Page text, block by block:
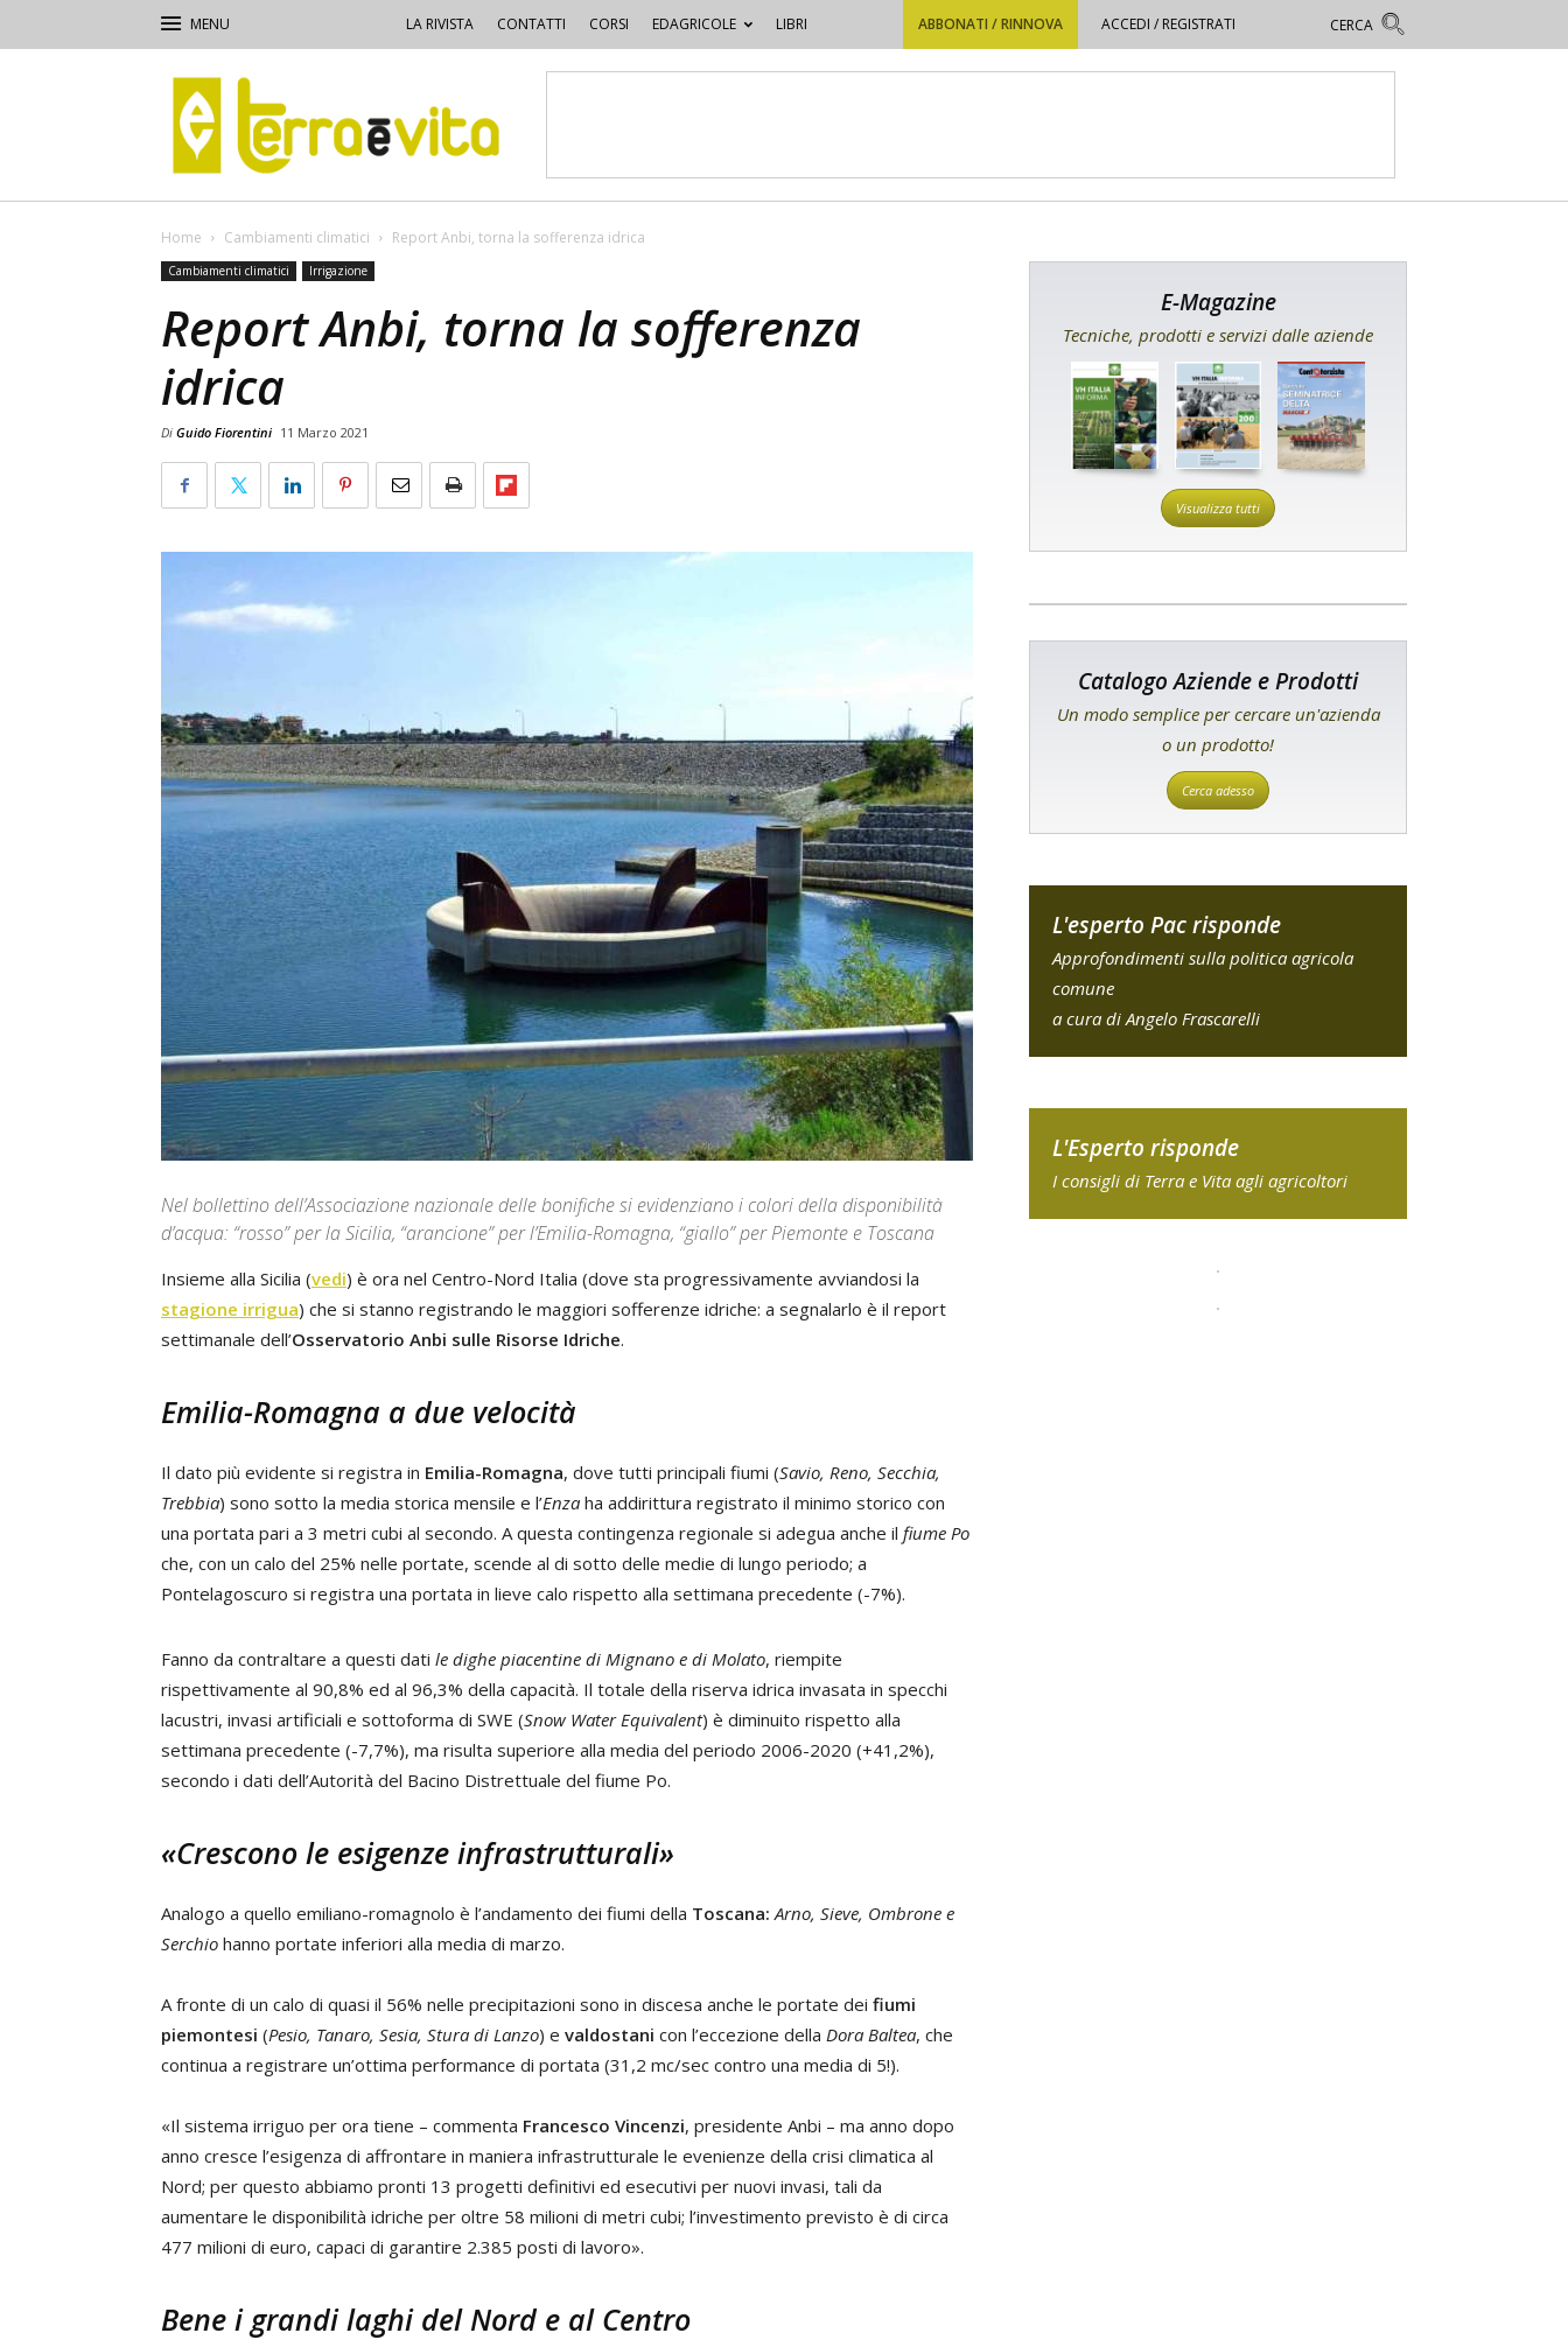
LA RIVISTA CONTATTI CORSI EDAGRICOLE LIBRI ABBONATI / RINNOVA ACCEDI / REGISTRATI
Terra
e
Vita
Home Cambiamenti climatici Report Anbi, torna la sofferenza idrica
Cambiamenti climatici Irrigazione
Report Anbi, torna la sofferenza
idrica
Di Guido Fiorentini 11 Marzo 2021
Nel bollettino dell’Associazione nazionale delle bonifiche si evidenziano i colori della disponibilità
d’acqua: “rosso” per la Sicilia, “arancione” per l’Emilia-Romagna, “giallo” per Piemonte e Toscana
Insieme alla Sicilia (vedi) è ora nel Centro-Nord Italia (dove sta progressivamente avviandosi la
stagione irrigua) che si stanno registrando le maggiori sofferenze idriche: a segnalarlo è il report
settimanale dell’Osservatorio Anbi sulle Risorse Idriche.
Emilia-Romagna a due velocità
Il dato più evidente si registra in Emilia-Romagna, dove tutti principali fiumi (Savio, Reno, Secchia,
Trebbia) sono sotto la media storica mensile e l’Enza ha addirittura registrato il minimo storico con
una portata pari a 3 metri cubi al secondo. A questa contingenza regionale si adegua anche il fiume Po
che, con un calo del 25% nelle portate, scende al di sotto delle medie di lungo periodo; a
Pontelagoscuro si registra una portata in lieve calo rispetto alla settimana precedente (-7%).
Fanno da contraltare a questi dati le dighe piacentine di Mignano e di Molato, riempite
rispettivamente al 90,8% ed al 96,3% della capacità. Il totale della riserva idrica invasata in specchi
lacustri, invasi artificiali e sottoforma di SWE (Snow Water Equivalent) è diminuito rispetto alla
settimana precedente (-7,7%), ma risulta superiore alla media del periodo 2006-2020 (+41,2%),
secondo i dati dell’Autorità del Bacino Distrettuale del fiume Po.
«Crescono le esigenze infrastrutturali»
Analogo a quello emiliano-romagnolo è l’andamento dei fiumi della Toscana:Arno, Sieve, Ombrone e
Serchio hanno portate inferiori alla media di marzo.
A fronte di un calo di quasi il 56% nelle precipitazioni sono in discesa anche le portate dei fiumi
piemontesi (Pesio, Tanaro, Sesia, Stura di Lanzo) e valdostani con l’eccezione della Dora Baltea, che
continua a registrare un’ottima performance di portata (31,2 mc/sec contro una media di 5!).
«Il sistema irriguo per ora tiene – commenta Francesco Vincenzi, presidente Anbi – ma anno dopo
anno cresce l’esigenza di affrontare in maniera infrastrutturale le evenienze della crisi climatica al
Nord; per questo abbiamo pronti 13 progetti definitivi ed esecutivi per nuovi invasi, tali da
aumentare le disponibilità idriche per oltre 58 milioni di metri cubi; l’investimento previsto è di circa
477 milioni di euro, capaci di garantire 2.385 posti di lavoro».
Bene i grandi laghi del Nord e al Centro
E-Magazine
Tecniche, prodotti e servizi dalle aziende
Visualizza tutti
Catalogo Aziende e Prodotti
Un modo semplice per cercare un'azienda
o un prodotto!
Cerca adesso
L'esperto Pac risponde
Approfondimenti sulla politica agricola
comune
a cura di Angelo Frascarelli
L'Esperto risponde
I consigli di Terra e Vita agli agricoltori